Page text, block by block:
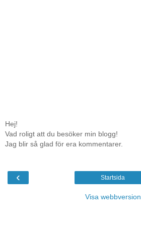
Hej!
Vad roligt att du besöker min blogg!
Jag blir så glad för era kommentarer.
‹ Startsida
Visa webbversion